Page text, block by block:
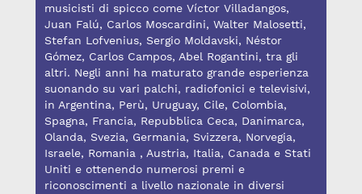
musicisti di spicco come Víctor Villadangos,
Juan Falú, Carlos Moscardini, Walter Malosetti,
Stefan Lofvenius, Sergio Moldavski, Néstor
Gómez, Carlos Campos, Abel Rogantini, tra gli
altri. Negli anni ha maturato grande esperienza
suonando su vari palchi, radiofonici e televisivi,
in Argentina, Perù, Uruguay, Cile, Colombia,
Spagna, Francia, Repubblica Ceca, Danimarca,
Olanda, Svezia, Germania, Svizzera, Norvegia,
Israele, Romania , Austria, Italia, Canada e Stati
Uniti e ottenendo numerosi premi e
riconoscimenti a livello nazionale in diversi